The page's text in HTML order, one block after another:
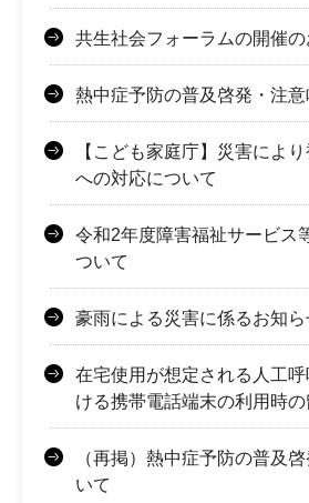
共生社会フォーラムの開催
熱中症予防の普及啓発・注
【こども家庭庁】災害によ
への対応について
令和2年度障害福祉サービス
ついて
豪雨による災害に係るお知ら
在宅使用が想定される人工
ける携帯電話端末の利用時
（再掲）熱中症予防の普及
いて